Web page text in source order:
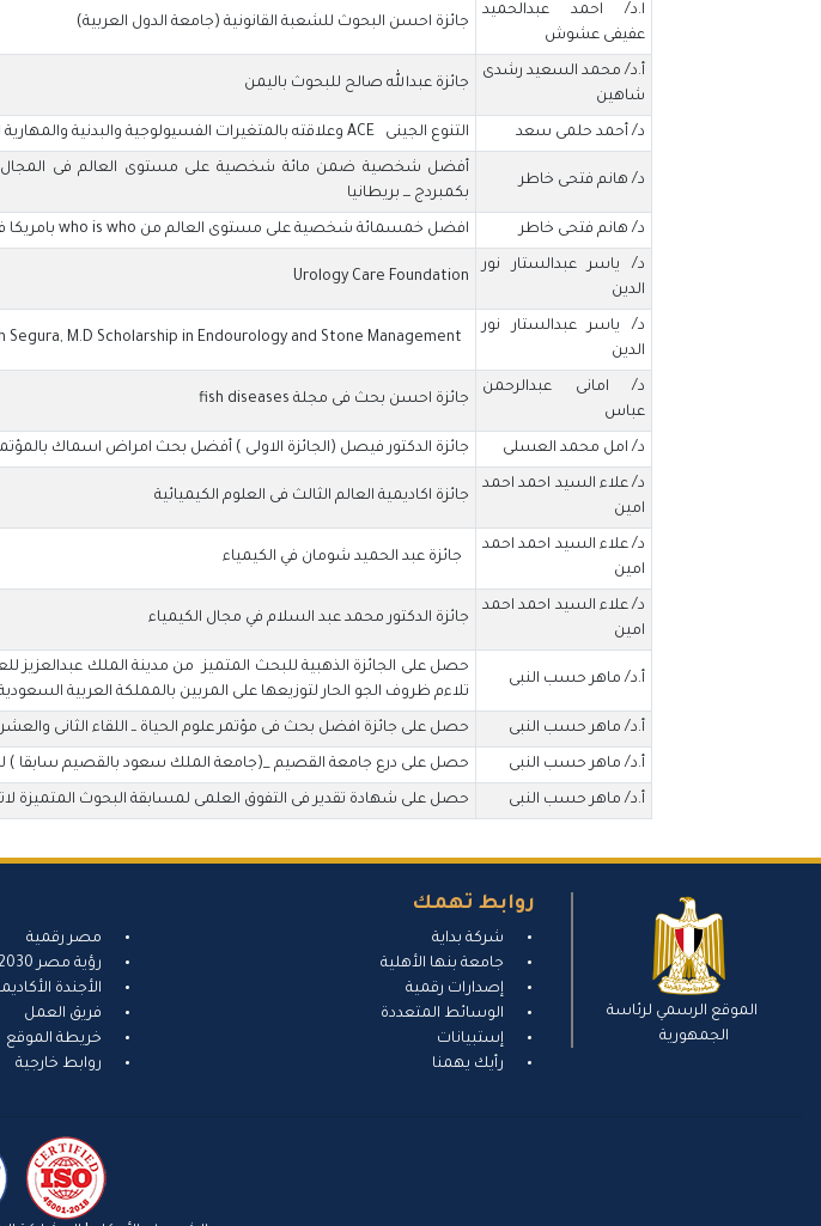
ا.د/ احمد عبدالحميد
عفيفى عشوش
جائزة احسن البحوث للشعبة القانونية (جامعة الدول العربية)
أ.د/ محمد السعيد رشدى
شاهين
جائزة عبدالله صالح للبحوث باليمن
د/ أحمد حلمى سعد التنوع الجينى ACE وعلاقته بالمتغيرات الفسيولوجية والبدنية والمهارية لناشئى السباحة الحرة
د/ هانم فتحى خاطر
أفضل شخصية ضمن مائة شخصية على مستوى العالم فى المجال
بكمبردج ـــ بريطانيا
د/ هانم فتحى خاطر افضل خمسمائة شخصية على مستوى العالم من who is who بامريكا فى مجال الطب والرعاية الطبية
د/ ياسر عبدالستار نور
الدين
Urology Care Foundation
د/ ياسر عبدالستار نور
الدين
د/ امانى عبدالرحمن
عباس
جائزة احسن بحث فى مجلة fish diseases
د/ امل محمد العسلى جائزة الدكتور فيصل (الجائزة الاولى ) أفضل بحث امراض اسماك
د/ علاء السيد احمد احمد
امين
جائزة اكاديمية العالم الثالث فى العلوم الكيميائية
د/ علاء السيد احمد احمد
امين
جائزة عبد الحميد شومان في الكيمياء
د/ علاء السيد احمد احمد
امين
جائزة الدكتور محمد عبد السلام في مجال الكيمياء
أ.د/ ماهر حسب النبى
حصل على الجائزة الذهبية للبحث المتميز من مدينة الملك عبدالعزيز
تلاءم ظروف الجو الحار لتوزيعها على المربين بالمملكة العربية
أ.د/ ماهر حسب النبى حصل على جائزة افضل بحث فى مؤتمر علوم الحياة ــ اللقاء الثانى
أ.د/ ماهر حسب النبى حصل على درع جامعة القصيم _(جامعة الملك سعود بالقصيم سابقا )
أ.د/ ماهر حسب النبى حصل على شهادة تقدير فى التفوق العلمى لمسابقة البحوث المتميزة
الموقع الرسمي لرئاسة
الجمهورية
روابط تهمك
شركة بداية
جامعة بنها الأهلية
إصدارات رقمية
الوسائط المتعددة
إستبيانات
رأيك يهمنا
مصر رقمية
رؤية مصر 2030
الأجندة
فريق العمل
خريطة الموقع
روابط خارجية